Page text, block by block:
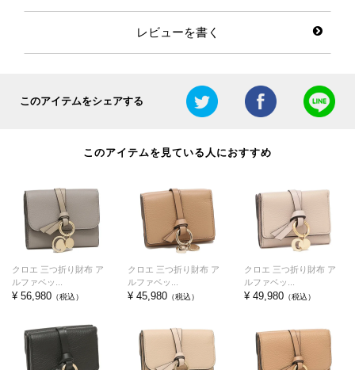
レビューを書く
このアイテムをシェアする
このアイテムを見ている人におすすめ
クロエ 三つ折り財布 ア
ルファベッ...
¥ 56,980 （税込）
クロエ 三つ折り財布 ア
ルファベッ...
¥ 45,980 （税込）
クロエ 三つ折り財布 ア
ルファベッ...
¥ 49,980（税込）